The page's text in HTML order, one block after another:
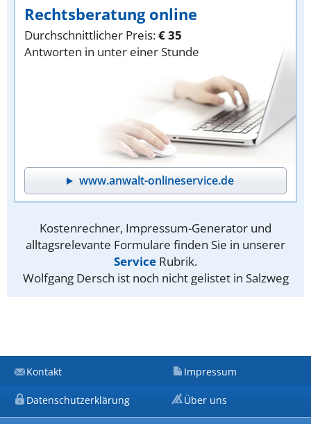
Rechtsberatung online
Durchschnittlicher Preis:€ 35
Antworten in unter einer Stunde
www.anwalt-onlineservice.de
Kostenrechner, Impressum-Generator und
alltagsrelevante Formulare finden Sie in unserer
Service Rubrik.
Wolfgang Dersch ist noch nicht gelistet in Salzweg
Kontakt Impressum
Datenschutzerklärung Über uns